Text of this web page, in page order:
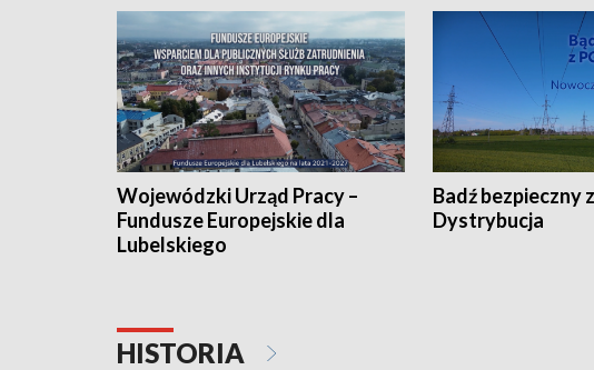
Wojewódzki Urząd Pracy –
Fundusze Europejskie dla
Lubelskiego
Badź bezpieczny
Dystrybucja
HISTORIA